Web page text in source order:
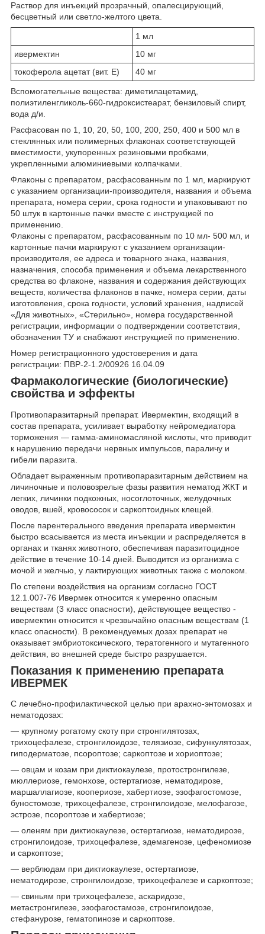
Раствор для инъекций прозрачный, опалесцирующий,
бесцветный или светло-желтого цвета.
1 мл
ивермектин
10 мг
токоферола ацетат (вит. Е)
40 мг
Вспомогательные вещества: диметилацетамид,
полиэтиленгликоль-660-гидроксистеарат, бензиловый спирт,
вода д/и.
Расфасован по 1, 10, 20, 50, 100, 200, 250, 400 и 500 мл в
стеклянных или полимерных флаконах соответствующей
вместимости, укупоренных резиновыми пробками,
укрепленными алюминиевыми колпачками.
Флаконы с препаратом, расфасованным по 1 мл, маркируют
с указанием организации-производителя, названия и объема
препарата, номера серии, срока годности и упаковывают по
50 штук в картонные пачки вместе с инструкцией по
применению.
Флаконы с препаратом, расфасованным по 10 мл- 500 мл, и
картонные пачки маркируют с указанием организации-
производителя, ее адреса и товарного знака, названия,
назначения, способа применения и объема лекарственного
средства во флаконе, названия и содержания действующих
веществ, количества флаконов в пачке, номера серии, даты
изготовления, срока годности, условий хранения, надписей
«Для животных», «Стерильно», номера государственной
регистрации, информации о подтверждении соответствия,
обозначения ТУ и снабжают инструкцией по применению.
Номер регистрационного удостоверения и дата
регистрации: ПВР-2-1.2/00926 16.04.09
Фармакологические (биологические)
свойства и эффекты
Противопаразитарный препарат. Ивермектин, входящий в
состав препарата, усиливает выработку нейромедиатора
торможения — гамма-аминомасляной кислоты, что приводит
к нарушению передачи нервных импульсов, параличу и
гибели паразита.
Обладает выраженным противопаразитарным действием на
личиночные и половозрелые фазы развития нематод ЖКТ и
легких, личинки подкожных, носоглоточных, желудочных
оводов, вшей, кровососок и саркоптоидных клещей.
После парентерального введения препарата ивермектин
быстро всасывается из места инъекции и распределяется в
органах и тканях животного, обеспечивая паразитоцидное
действие в течение 10-14 дней. Выводится из организма с
мочой и желчью, у лактирующих животных также с молоком.
По степени воздействия на организм согласно ГОСТ
12.1.007-76 Ивермек относится к умеренно опасным
веществам (3 класс опасности), действующее вещество -
ивермектин относится к чрезвычайно опасным веществам (1
класс опасности). В рекомендуемых дозах препарат не
оказывает эмбриотоксического, тератогенного и мутагенного
действия, во внешней среде быстро разрушается.
Показания к применению препарата
ИВЕРМЕК
С лечебно-профилактической целью при арахно-энтомозах и
нематодозах:
— крупному рогатому скоту при стронгилятозах,
трихоцефалезе, стронгилоидозе, телязиозе, сифункулятозах,
гиподерматозе, псороптозе; саркоптозе и хориоптозе;
— овцам и козам при диктиокаулезе, протостронгилезе,
мюллериозе, гемонхозе, остертагиозе, нематодирозе,
маршаллагиозе, коопериозе, хабертиозе, эзофагостомозе,
буностомозе, трихоцефалезе, стронгилоидозе, мелофагозе,
эстрозе, псороптозе и хабертиозе;
— оленям при диктиокаулезе, остертагиозе, нематодирозе,
стронгилоидозе, трихоцефалезе, эдемагенозе, цефеномиозе
и саркоптозе;
— верблюдам при диктиокаулезе, остертагиозе,
нематодирозе, стронгилоидозе, трихоцефалезе и саркоптозе;
— свиньям при трихоцефалезе, аскаридозе,
метастронгилезе, эзофагостамозе, стронгилоидозе,
стефанурозе, гематопинозе и саркоптозе.